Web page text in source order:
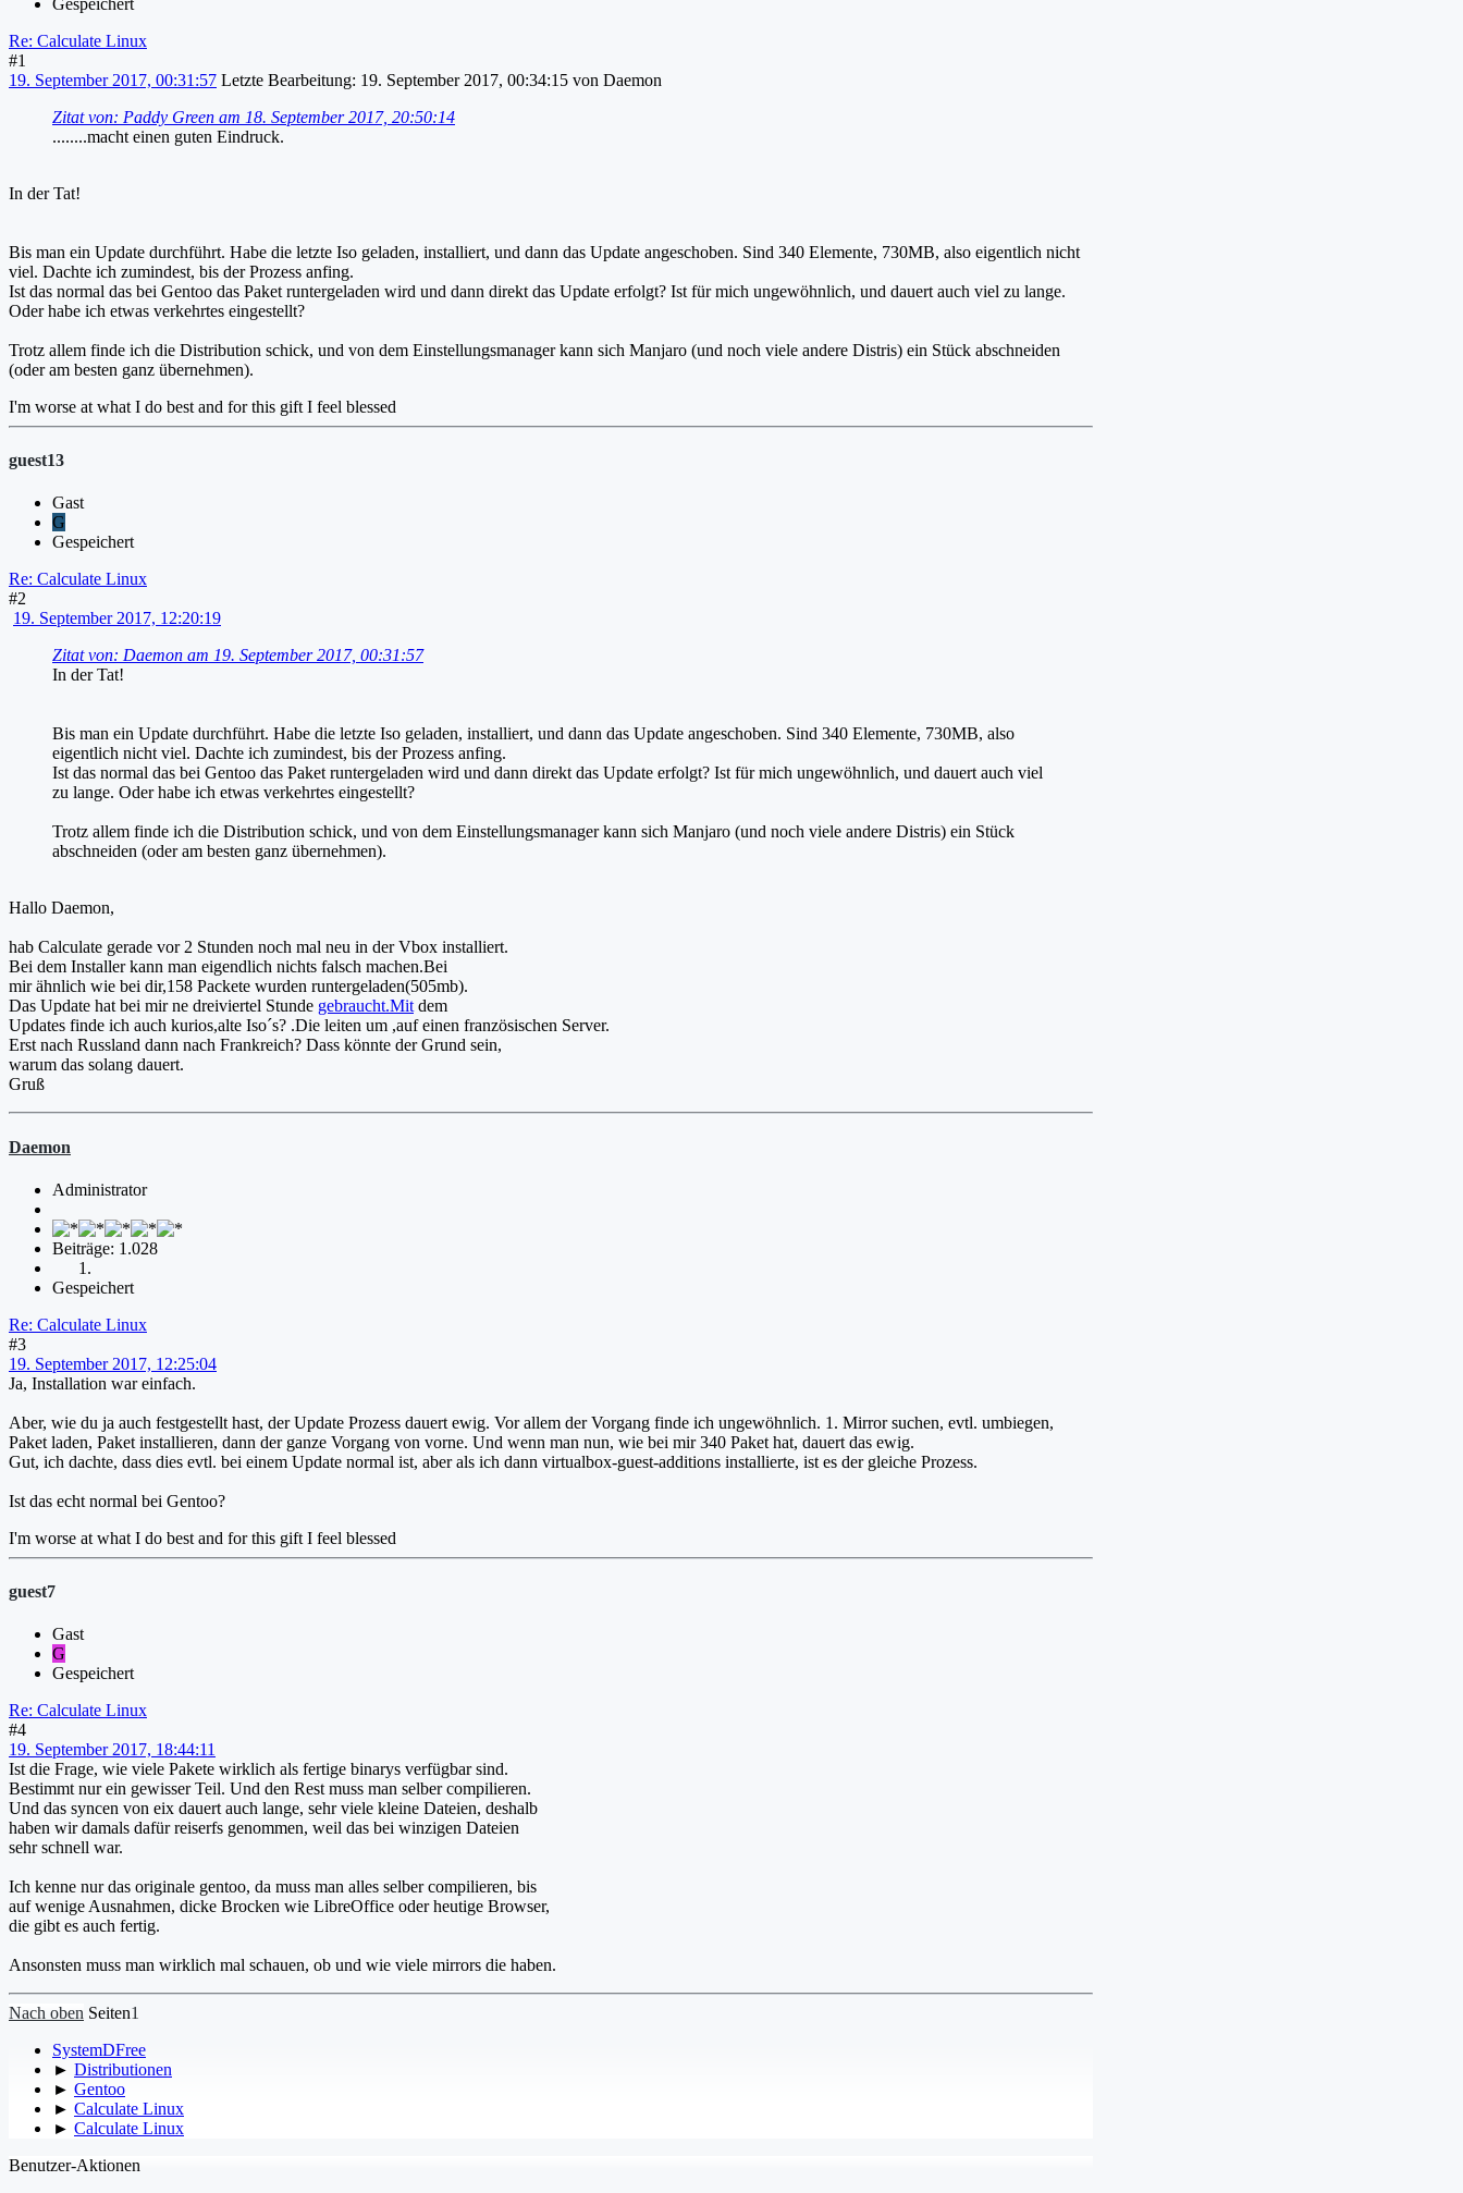
Re: Calculate Linux
#1
19. September 2017, 00:31:57 Letzte Bearbeitung: 19. September 2017, 00:34:15 von Daemon
Zitat von: Paddy Green am 18. September 2017, 20:50:14
........macht einen guten Eindruck.
In der Tat!
Bis man ein Update durchführt. Habe die letzte Iso geladen, installiert, und dann das Update angeschoben. Sind 340 Elemente, 730MB, also eigentlich nicht
viel. Dachte ich zumindest, bis der Prozess anfing.
Ist das normal das bei Gentoo das Paket runtergeladen wird und dann direkt das Update erfolgt? Ist für mich ungewöhnlich, und dauert auch viel zu lange.
Oder habe ich etwas verkehrtes eingestellt?
Trotz allem finde ich die Distribution schick, und von dem Einstellungsmanager kann sich Manjaro (und noch viele andere Distris) ein Stück abschneiden
(oder am besten ganz übernehmen).
I'm worse at what I do best and for this gift I feel blessed
guest13
Gast
G
Gespeichert
Re: Calculate Linux
#2
19. September 2017, 12:20:19
Zitat von: Daemon am 19. September 2017, 00:31:57
In der Tat!
Bis man ein Update durchführt. Habe die letzte Iso geladen, installiert, und dann das Update angeschoben. Sind 340 Elemente, 730MB, also
eigentlich nicht viel. Dachte ich zumindest, bis der Prozess anfing.
Ist das normal das bei Gentoo das Paket runtergeladen wird und dann direkt das Update erfolgt? Ist für mich ungewöhnlich, und dauert auch viel
zu lange. Oder habe ich etwas verkehrtes eingestellt?
Trotz allem finde ich die Distribution schick, und von dem Einstellungsmanager kann sich Manjaro (und noch viele andere Distris) ein Stück
abschneiden (oder am besten ganz übernehmen).
Hallo Daemon,
hab Calculate gerade vor 2 Stunden noch mal neu in der Vbox installiert.
Bei dem Installer kann man eigendlich nichts falsch machen.Bei
mir ähnlich wie bei dir,158 Packete wurden runtergeladen(505mb).
Das Update hat bei mir ne dreiviertel Stunde gebraucht.Mit dem
Updates finde ich auch kurios,alte Iso´s? .Die leiten um ,auf einen französischen Server.
Erst nach Russland dann nach Frankreich? Dass könnte der Grund sein,
warum das solang dauert.
Gruß
Daemon
Administrator
Beiträge: 1.028
Gespeichert
Re: Calculate Linux
#3
19. September 2017, 12:25:04
Ja, Installation war einfach.
Aber, wie du ja auch festgestellt hast, der Update Prozess dauert ewig. Vor allem der Vorgang finde ich ungewöhnlich. 1. Mirror suchen, evtl. umbiegen,
Paket laden, Paket installieren, dann der ganze Vorgang von vorne. Und wenn man nun, wie bei mir 340 Paket hat, dauert das ewig.
Gut, ich dachte, dass dies evtl. bei einem Update normal ist, aber als ich dann virtualbox-guest-additions installierte, ist es der gleiche Prozess.
Ist das echt normal bei Gentoo?
I'm worse at what I do best and for this gift I feel blessed
guest7
Gast
G
Gespeichert
Re: Calculate Linux
#4
19. September 2017, 18:44:11
Ist die Frage, wie viele Pakete wirklich als fertige binarys verfügbar sind.
Bestimmt nur ein gewisser Teil. Und den Rest muss man selber compilieren.
Und das syncen von eix dauert auch lange, sehr viele kleine Dateien, deshalb
haben wir damals dafür reiserfs genommen, weil das bei winzigen Dateien
sehr schnell war.
Ich kenne nur das originale gentoo, da muss man alles selber compilieren, bis
auf wenige Ausnahmen, dicke Brocken wie LibreOffice oder heutige Browser,
die gibt es auch fertig.
Ansonsten muss man wirklich mal schauen, ob und wie viele mirrors die haben.
Nach oben Seiten1
SystemDFree
► Distributionen
► Gentoo
► Calculate Linux
► Calculate Linux
Benutzer-Aktionen